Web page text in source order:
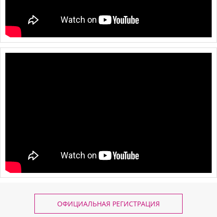
ОФИЦИАЛЬНАЯ РЕГИСТРАЦИЯ